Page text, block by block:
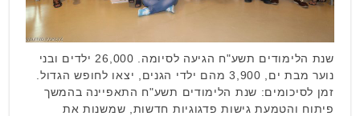
שנת הלימודים תשע"ח הגיעה לסיומה. 26,000 ילדים ובני
נוער מבת ים, 3,900 מהם ילדי הגנים, יצאו לחופש הגדול.
זמן לסיכומים: שנת הלימודים תשע"ח התאפיינה בהמשך
פיתוח והטמעת גישות פדגוגיות חדשות, שמשנות את